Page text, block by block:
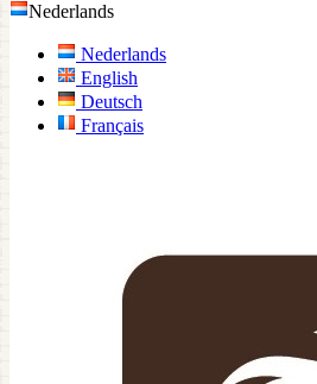
Nederlands
Nederlands
English
Deutsch
Français